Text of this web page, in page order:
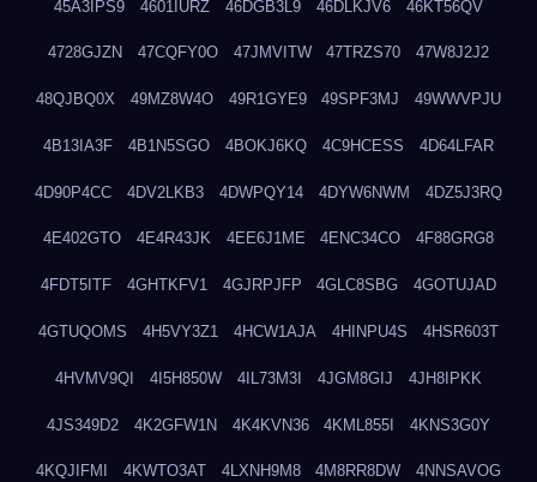
45A3IPS9 4601IURZ 46DGB3L9 46DLKJV6 46KT56QV
4728GJZN 47CQFY0O 47JMVITW 47TRZS70 47W8J2J2
48QJBQ0X 49MZ8W4O 49R1GYE9 49SPF3MJ 49WWVPJU
4B13IA3F 4B1N5SGO 4BOKJ6KQ 4C9HCESS 4D64LFAR
4D90P4CC 4DV2LKB3 4DWPQY14 4DYW6NWM 4DZ5J3RQ
4E402GTO 4E4R43JK 4EE6J1ME 4ENC34CO 4F88GRG8
4FDT5ITF 4GHTKFV1 4GJRPJFP 4GLC8SBG 4GOTUJAD
4GTUQOMS 4H5VY3Z1 4HCW1AJA 4HINPU4S 4HSR603T
4HVMV9QI 4I5H850W 4IL73M3I 4JGM8GIJ 4JH8IPKK
4JS349D2 4K2GFW1N 4K4KVN36 4KML855I 4KNS3G0Y
4KQJIFMI 4KWTO3AT 4LXNH9M8 4M8RR8DW 4NNSAVOG